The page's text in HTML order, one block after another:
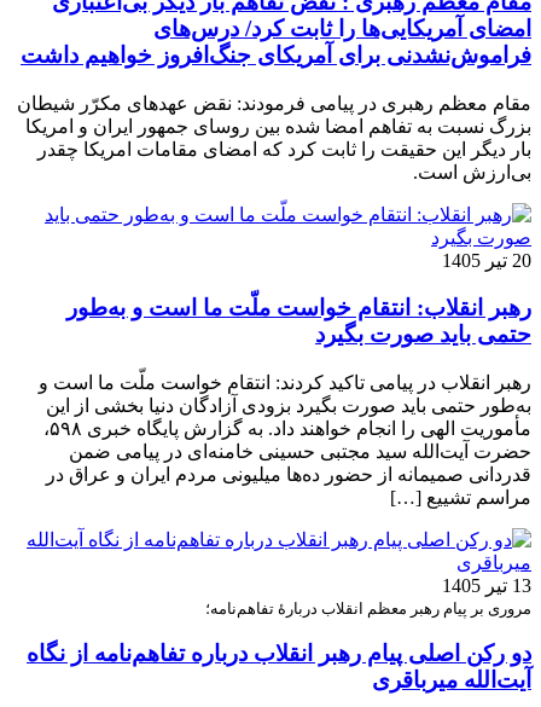
امضای آمریکایی‌ها را ثابت کرد/ درس‌های
فراموش‌نشدنی برای آمریکای جنگ‌افروز خواهیم داشت
مقام معظم رهبری در پیامی فرمودند: نقض عهدهای مکرّر شیطان
بزرگ نسبت به تفاهم‌ امضا شده بین روسای جمهور ایران و امریکا
بار دیگر این حقیقت را ثابت کرد که امضای مقامات امریکا چقدر
بی‌ارزش است.
20 تیر 1405
رهبر انقلاب: انتقام خواست ملّت ما است و به‌طور
حتمی باید صورت بگیرد
رهبر انقلاب در پیامی تاکید کردند: انتقام خواست ملّت ما است و
به‌طور حتمی باید صورت بگیرد بزودی آزادگان دنیا بخشی از این
مأموریت الهی را انجام خواهند داد. به گزارش پایگاه خبری ۵۹۸،
حضرت آیت‌الله سید مجتبی حسینی خامنه‌ای در پیامی ضمن
قدردانی صمیمانه از حضور ده‌ها میلیونی مردم ایران و عراق در
مراسم تشییع […]
13 تیر 1405
مروری بر پیام رهبر معظم انقلاب دربارۀ تفاهم‌نامه؛
دو رکن اصلی پیام رهبر انقلاب درباره تفاهم‌نامه از نگاه
آیت‌الله میرباقری